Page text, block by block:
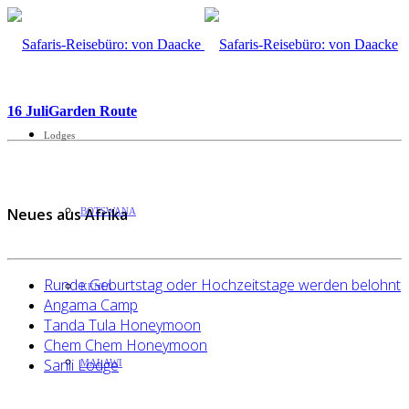
Lodges
BOTSWANA
KENIA
MALAWI
16 JuliGarden Route
Neues aus Afrika
Runde Geburtstag oder Hochzeitstage werden belohnt
Angama Camp
Tanda Tula Honeymoon
Chem Chem Honeymoon
Sarili Lodge